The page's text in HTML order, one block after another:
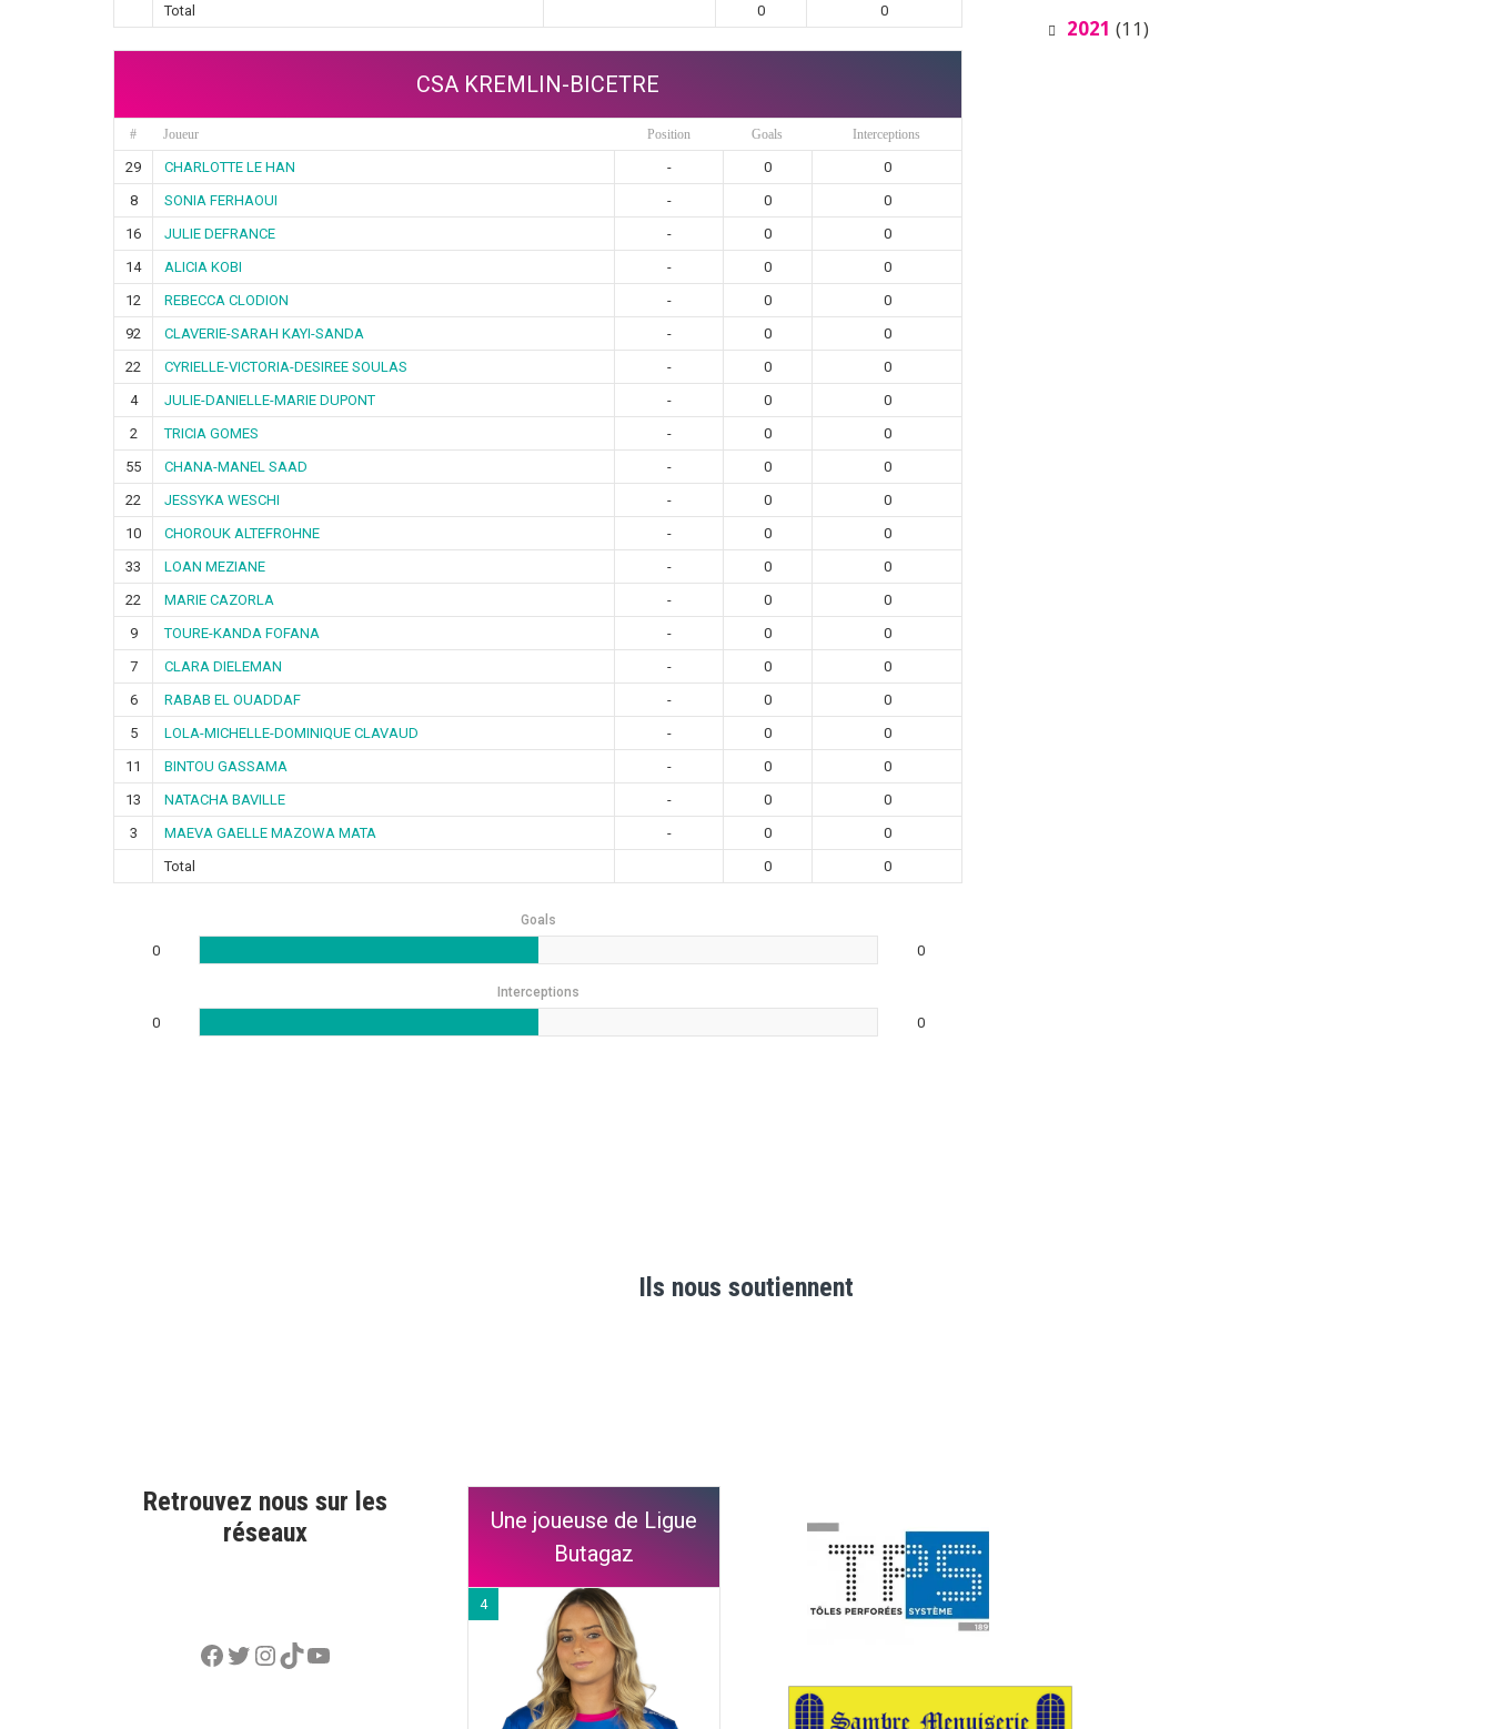
Total
0 0
CSA KREMLIN-BICETRE
# Joueur Position Goals Interceptions
29 CHARLOTTE LE HAN - 0
0
8
SONIA FERHAOUI - 0
0
16
JULIE DEFRANCE - 0
0
14
ALICIA KOBI - 0
0
12
REBECCA CLODION - 0
0
92
CLAVERIE-SARAH KAYI-SANDA - 0
0
22
CYRIELLE-VICTORIA-DESIREE SOULAS - 0
0
4
JULIE-DANIELLE-MARIE DUPONT - 0
0
2
TRICIA GOMES - 0
0
55
CHANA-MANEL SAAD - 0
0
22
JESSYKA WESCHI - 0
0
10
CHOROUK ALTEFROHNE - 0
0
33
LOAN MEZIANE - 0
0
22
MARIE CAZORLA - 0
0
9
TOURE-KANDA FOFANA - 0
0
7
CLARA DIELEMAN - 0
0
6
RABAB EL OUADDAF - 0
0
5
LOLA-MICHELLE-DOMINIQUE CLAVAUD - 0
0
11
BINTOU GASSAMA - 0
0
13
NATACHA BAVILLE - 0
0
3
MAEVA GAELLE MAZOWA MATA - 0
0
Total
0 0
Goals
0 0
Interceptions
0 0
2021 (11)
Ils nous soutiennent
Retrouvez nous sur les
réseaux
Facebook
Twitter
Instagram
TikTok
YouTube
Une joueuse de Ligue
Butagaz
4